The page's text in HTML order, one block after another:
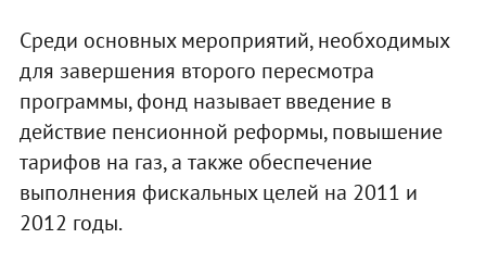
Среди основных мероприятий, необходимых
для завершения второго пересмотра
программы, фонд называет введение в
действие пенсионной реформы, повышение
тарифов на газ, а также обеспечение
выполнения фискальных целей на 2011 и
2012 годы.